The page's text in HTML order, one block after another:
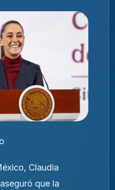
Claudia
que la